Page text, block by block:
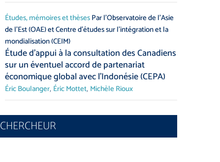
Études, mémoires et thèsesPar l’Observatoire de l’Asie
de l’Est (OAE) et Centre d’études sur l’intégration et la
mondialisation (CEIM)
Étude d’appui à la consultation des Canadiens
sur un éventuel accord de partenariat
économique global avec l’Indonésie (CEPA)
Éric Boulanger, Éric Mottet, Michèle Rioux
CHERCHEUR